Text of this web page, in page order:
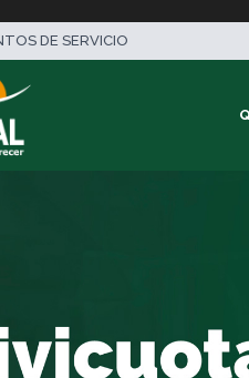
DE SERVICIO